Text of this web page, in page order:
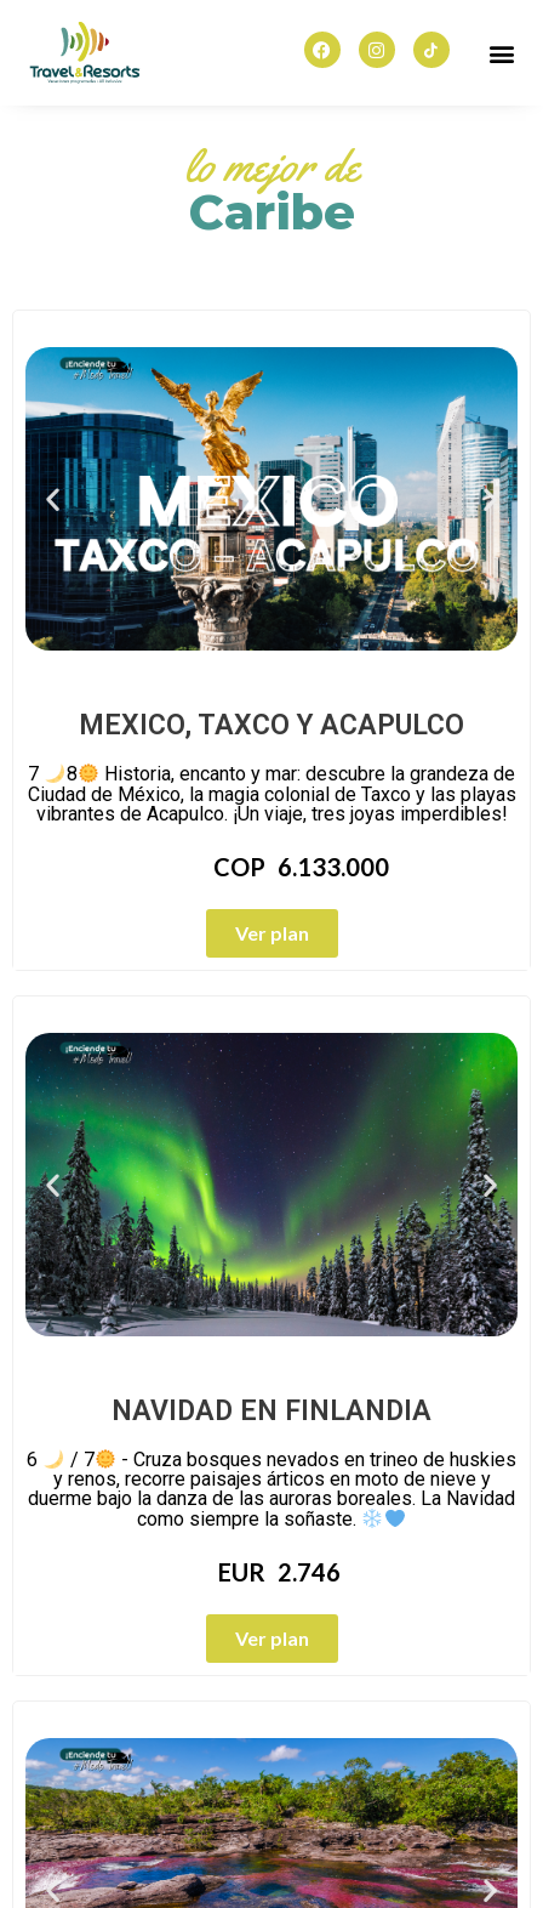
lo mejor de
Caribe
MEXICO, TAXCO Y ACAPULCO
7 8
Historia, encanto y mar: descubre la grandeza de
Ciudad de México, la magia colonial de Taxco y las playas
vibrantes de Acapulco. ¡Un viaje, tres joyas imperdibles!
COP 6.133.000
Ver plan
NAVIDAD EN FINLANDIA
6 / 7
- Cruza bosques nevados en trineo de huskies
y renos, recorre paisajes árticos en moto de nieve y
duerme bajo la danza de las auroras boreales. La Navidad
como siempre la soñaste.
EUR 2.746
Ver plan